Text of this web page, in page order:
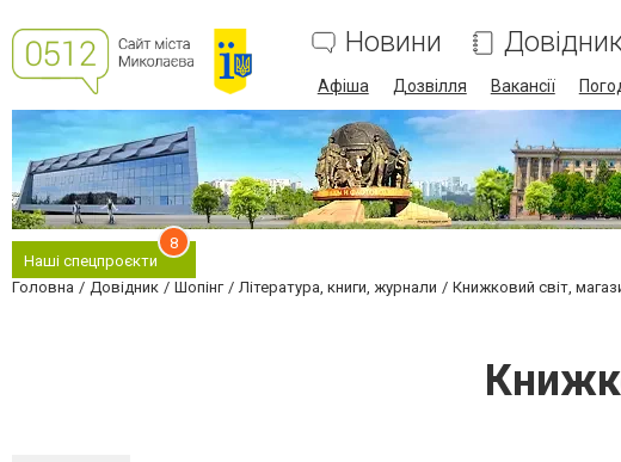
Новини
Афіша Дозвілля Вакансії
Наші спецпроєкти
8
Головна Довідник Шопінг Література, книги, журнали Книжковий світ,